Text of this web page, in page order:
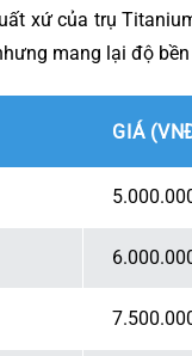
xứ của trụ
mang lại độ bền
GIÁ